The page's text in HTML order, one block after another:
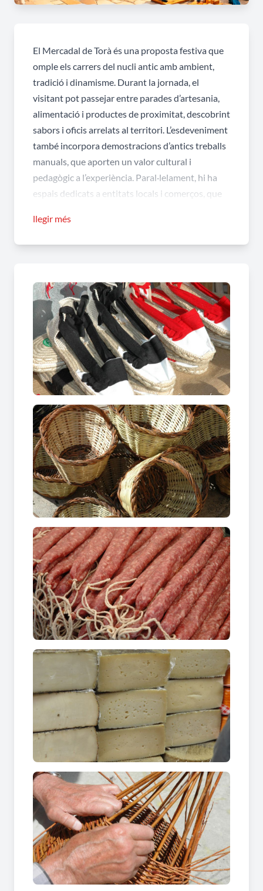
El Mercadal de Torà és una proposta festiva que
omple els carrers del nucli antic amb ambient,
tradició i dinamisme. Durant la jornada, el
visitant pot passejar entre parades d’artesania,
alimentació i productes de proximitat, descobrint
sabors i oficis arrelats al territori. L’esdeveniment
també incorpora demostracions d’antics treballs
manuals, que aporten un valor cultural i
pedagògic a l’experiència. Paral·lelament, hi ha
espais dedicats a entitats locals i comerços, que
econòmic del municipi. La programació es
viva i participativa.
llegir més